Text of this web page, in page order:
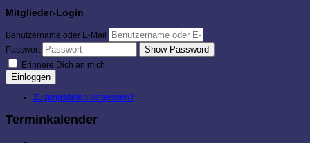
Mitglieder-Login
Benutzername oder E-Mail
Passwort
Show Password
Erinnere Dich an mich
Einloggen
Zugangsdaten vergessen?
Terminkalender